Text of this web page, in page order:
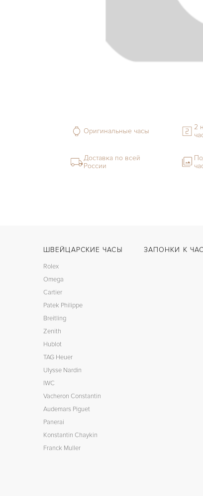
Оригинальные часы
2
Доставка по всей
России
ШВЕЙЦАРСКИЕ ЧАСЫ
Rolex
Omega
Cartier
Patek Philippe
Breitling
Zenith
Hublot
TAG Heuer
Ulysse Nardin
IWC
Vacheron Constantin
Audemars Piguet
Panerai
Konstantin Chaykin
Franck Muller
ЗАПОНКИ К